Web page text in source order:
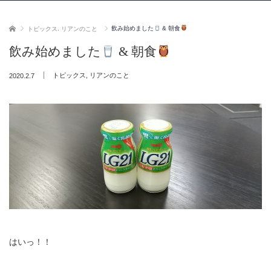
ホーム トピックス リアンのこと 飲み始めました & 朝食
飲み始めました & 朝食
2020.2.7 トピックス リアンのこと
はいっ！！